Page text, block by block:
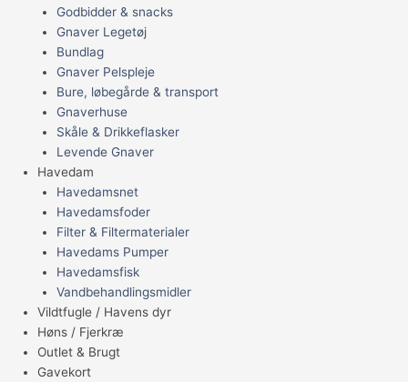
Godbidder & snacks
Gnaver Legetøj
Bundlag
Gnaver Pelspleje
Bure, løbegårde & transport
Gnaverhuse
Skåle & Drikkeflasker
Levende Gnaver
Havedam
Havedamsnet
Havedamsfoder
Filter & Filtermaterialer
Havedams Pumper
Havedamsfisk
Vandbehandlingsmidler
Vildtfugle / Havens dyr
Høns / Fjerkræ
Outlet & Brugt
Gavekort